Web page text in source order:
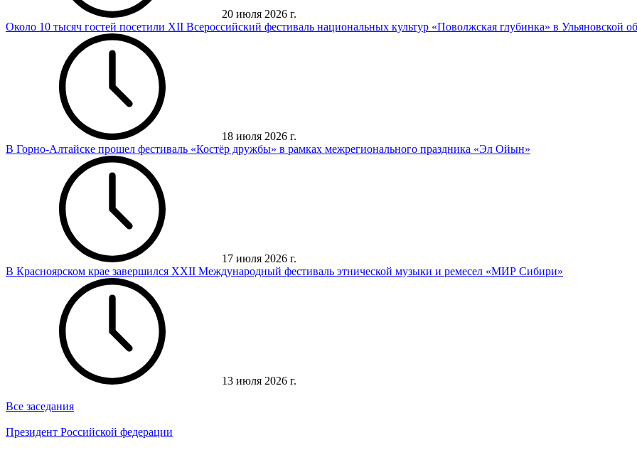
20 июля 2026 г.
Около 10 тысяч гостей посетили XII Всероссийский фестиваль национальных культур «Поволжская глубинка» в Ульяновской
18 июля 2026 г.
В Горно-Алтайске прошел фестиваль «Костёр дружбы» в рамках межрегионального праздника «Эл Ойын»
17 июля 2026 г.
В Красноярском крае завершился XXII Международный фестиваль этнической музыки и ремесел «МИР Сибири»
13 июля 2026 г.
Все заседания
Президент Российской федерации